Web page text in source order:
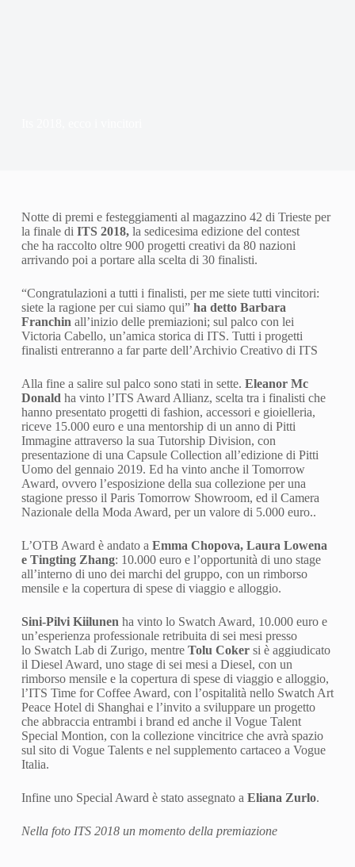
Notte di premi e festeggiamenti al magazzino 42 di Trieste per
la finale di ITS 2018,la sedicesima edizione del contest
che ha raccolto oltre 900 progetti creativi da 80 nazioni
arrivando poi a portare alla scelta di 30 finalisti.
“Congratulazioni a tutti i finalisti, per me siete tutti vincitori:
siete la ragione per cui siamo qui” ha detto Barbara
Franchin all’inizio delle premiazioni; sul palco con lei
Victoria Cabello, un’amica storica di ITS. Tutti i progetti
finalisti entreranno a far parte dell’Archivio Creativo di ITS
Alla fine a salire sul palco sono stati in sette. Eleanor Mc
Donald ha vinto l’ITS Award Allianz, scelta tra i finalisti che
hanno presentato progetti di fashion, accessori e gioielleria,
riceve 15.000 euro e una mentorship di un anno di Pitti
Immagine attraverso la sua Tutorship Division, con
presentazione di una Capsule Collection all’edizione di Pitti
Uomo del gennaio 2019. Ed ha vinto anche il Tomorrow
Award, ovvero l’esposizione della sua collezione per una
stagione presso il Paris Tomorrow Showroom, ed il Camera
Nazionale della Moda Award, per un valore di 5.000 euro..
L’OTB Award è andato a Emma Chopova, Laura Lowena
e Tingting Zhang: 10.000 euro e l’opportunità di uno stage
all’interno di uno dei marchi del gruppo, con un rimborso
mensile e la copertura di spese di viaggio e alloggio.
Sini-Pilvi Kiilunen ha vinto lo Swatch Award, 10.000 euro e
un’esperienza professionale retribuita di sei mesi presso
lo Swatch Lab di Zurigo, mentre Tolu Cokersi è aggiudicato
il Diesel Award, uno stage di sei mesi a Diesel, con un
rimborso mensile e la copertura di spese di viaggio e alloggio,
l’ITS Time for Coffee Award, con l’ospitalità nello Swatch Art
Peace Hotel di Shanghai e l’invito a sviluppare un progetto
che abbraccia entrambi i brand ed anche il Vogue Talent
Special Montion, con la collezione vincitrice che avrà spazio
sul sito di Vogue Talents e nel supplemento cartaceo a Vogue
Italia.
Infine uno Special Award è stato assegnato a Eliana Zurlo.
Nella foto ITS 2018 un momento della premiazione